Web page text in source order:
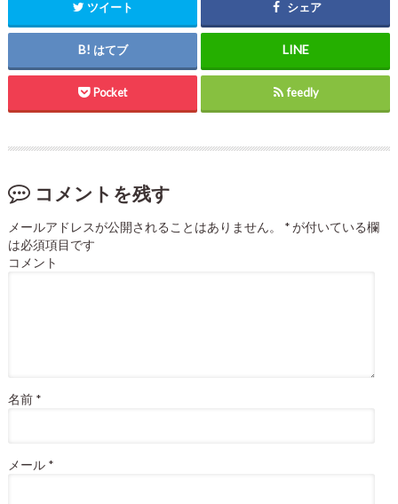
ツイート シェア
はてブ
Pocket feedly
コメントを残す
メールアドレスが公開されることはありません。 *が付いている欄
は必須項目です
コメント
名前 *
メール *